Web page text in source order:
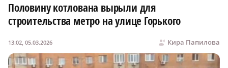
Половину котлована вырыли для
строительства метро на улице Горького
Кира Папилова
13:02, 05.03.2026